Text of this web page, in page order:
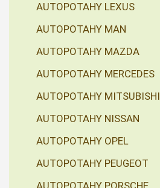
AUTOPOTAHY LEXUS
AUTOPOTAHY MAN
AUTOPOTAHY MAZDA
AUTOPOTAHY MERCEDES
AUTOPOTAHY MITSUBISHI
AUTOPOTAHY NISSAN
AUTOPOTAHY OPEL
AUTOPOTAHY PEUGEOT